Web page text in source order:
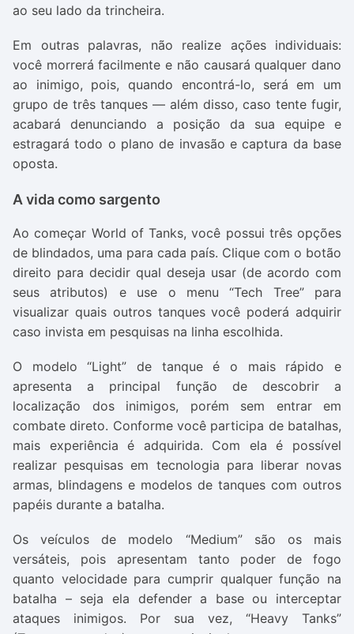
ao seu lado da trincheira.
Em outras palavras, não realize ações individuais:
você morrerá facilmente e não causará qualquer dano
ao inimigo, pois, quando encontrá-lo, será em um
grupo de três tanques — além disso, caso tente fugir,
acabará denunciando a posição da sua equipe e
estragará todo o plano de invasão e captura da base
oposta.
A vida como sargento
Ao começar World of Tanks, você possui três opções
de blindados, uma para cada país. Clique com o botão
direito para decidir qual deseja usar (de acordo com
seus atributos) e use o menu “Tech Tree” para
visualizar quais outros tanques você poderá adquirir
caso invista em pesquisas na linha escolhida.
O modelo “Light” de tanque é o mais rápido e
apresenta a principal função de descobrir a
localização dos inimigos, porém sem entrar em
combate direto. Conforme você participa de batalhas,
mais experiência é adquirida. Com ela é possível
realizar pesquisas em tecnologia para liberar novas
armas, blindagens e modelos de tanques com outros
papéis durante a batalha.
Os veículos de modelo “Medium” são os mais
versáteis, pois apresentam tanto poder de fogo
quanto velocidade para cumprir qualquer função na
batalha – seja ela defender a base ou interceptar
ataques inimigos. Por sua vez, “Heavy Tanks”